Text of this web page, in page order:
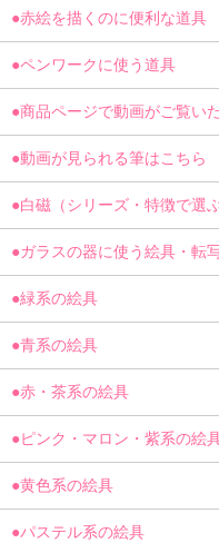
●赤絵を描くのに便利な道具
●ペンワークに使う道具
●商品ページで動画がご覧い
●動画が見られる筆はこちら
●白磁（シリーズ・特徴で選ぶ
●ガラスの器に使う絵具・転
●緑系の絵具
●青系の絵具
●赤・茶系の絵具
●ピンク・マロン・紫系の絵
●黄色系の絵具
●パステル系の絵具